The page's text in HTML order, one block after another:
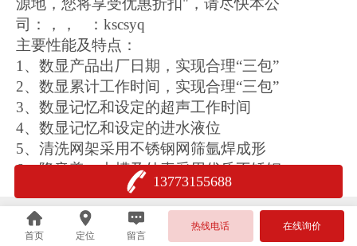
源地，您将享受优惠折扣"，请尽快本公
司：，， ：kscsyq
主要性能及特点：
1、数显产品出厂日期，实现合理“三包”
2、数显累计工作时间，实现合理“三包”
3、数显记忆和设定的超声工作时间
4、数显记忆和设定的进水液位
5、清洗网架采用不锈钢网筛氩焊成形
6、降音盖、内槽及外壳采用优质不锈钢。
13773155688
首页 定位 留言
热线电话 在线询价